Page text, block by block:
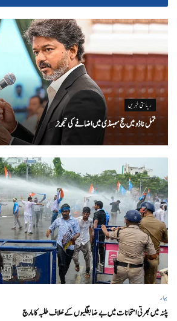
ریاستی خبریں
تمل ناڈو میں حج سبسڈی میں اضافے کی تجویز
بہار
پٹنہ میں بھرتی امتحانات میں بے ضابطگیوں کے خلاف طلبہ کا مارچ